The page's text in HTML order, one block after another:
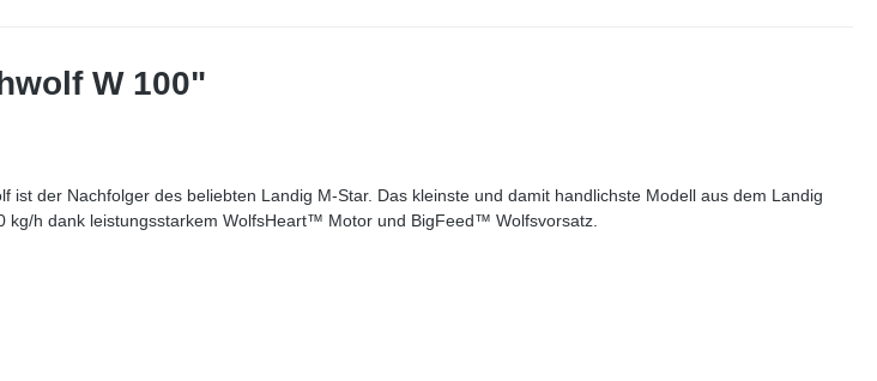
W 100"
der Nachfolger des beliebten Landig M-Star. Das kleinste und damit handlichste Modell aus dem Landig
h dank leistungsstarkem WolfsHeart™ Motor und BigFeed™ Wolfsvorsatz.